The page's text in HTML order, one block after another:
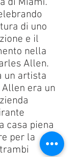
di uno
e il
nella
Allen.
un artista
era un
casa piena
per la